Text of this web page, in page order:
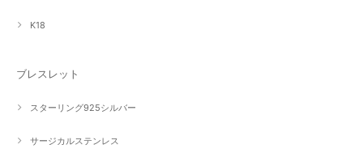
K18
ブレスレット
スターリング925シルバー
サージカルステンレス